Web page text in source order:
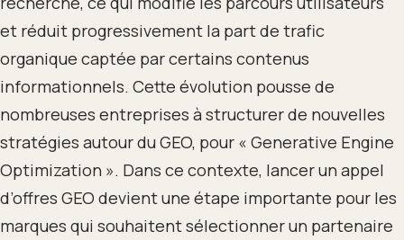
et réduit progressivement la part de trafic
organique captée par certains contenus
informationnels. Cette évolution pousse de
nombreuses entreprises à structurer de nouvelles
stratégies autour du GEO, pour « Generative Engine
Optimization ». Dans ce contexte, lancer un appel
d’offres GEO devient une étape importante pour les
marques qui souhaitent sélectionner un partenaire